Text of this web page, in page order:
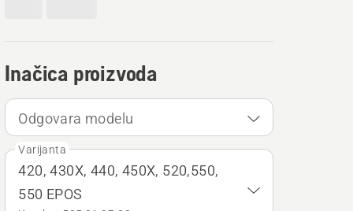
Inačica proizvoda
Odgovara modelu
Varijanta
420, 430X, 440, 450X, 520,550,
550 EPOS